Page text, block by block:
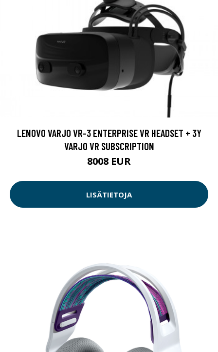
LENOVO VARJO VR-3 ENTERPRISE VR HEADSET + 3Y
VARJO VR SUBSCRIPTION
8008 EUR
LISÄTIETOJA